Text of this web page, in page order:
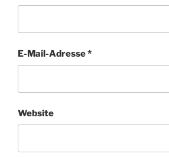
E-Mail-Adresse*
Website